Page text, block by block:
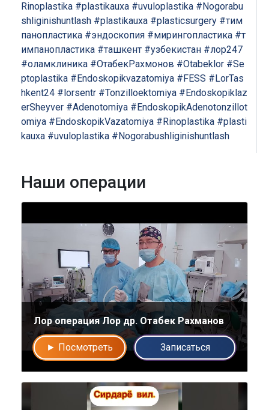
Rinoplastika #plastikauxa #uvuloplastika #Nogorabu
shliginishuntlash #plastikauxa #plasticsurgery #тим
панопластика #эндоскопия #мирингопластика #т
импанопластика #ташкент #узбекистан #лор247
#оламклиника #ОтабекРахмонов #Otabeklor #Se
ptoplastika #Endoskopikvazatomiya #FESS #LorTas
hkent24 #lorsentr #Tonzilloektomiya #Endoskopiklaz
erSheyver #Adenotomiya #EndoskopikAdenotonzillot
omiya #EndoskopikVazatomiya #Rinoplastika #plasti
kauxa #uvuloplastika #Nogorabushliginishuntlash
Наши операции
Лор операция Лор др. Отабек Рахманов
► Посмотреть Записаться
Специалистов
Наши врачи с радостью проконсультируют Вас!
Написать специалисту нет, спасибо